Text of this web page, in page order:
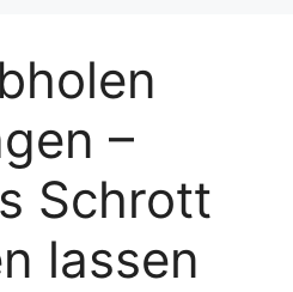
–
Schrott
lassen